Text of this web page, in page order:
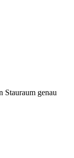
Stauraum genau